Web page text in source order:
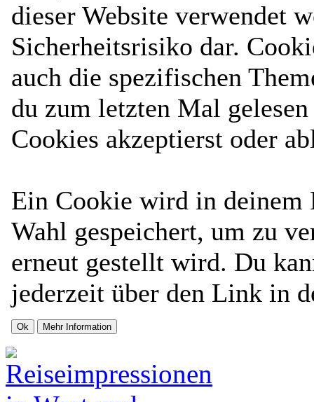
dieser Website verwendet
Sicherheitsrisiko dar.
auch die spezifischen
du zum letzten Mal
Cookies akzeptierst oder
Ein Cookie wird in deinem
Wahl gespeichert, um zu
erneut gestellt wird. Du
jederzeit über den Link in